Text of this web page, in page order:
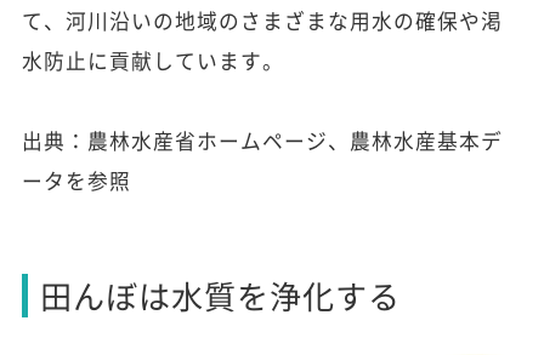
て、河川沿いの地域のさまざまな用水の確保や渇
水防止に貢献しています。
出典：農林水産省ホームページ、農林水産基本デ
ータを参照
田んぼは水質を浄化する